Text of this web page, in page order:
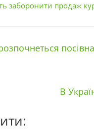
заборонити продаж
В